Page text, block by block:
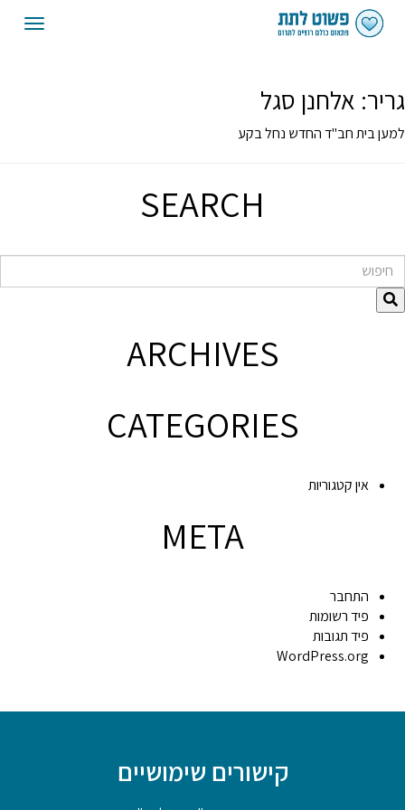
גריר: אלחנן סגל
למען בית חב"ד החדש נחל בקע
SEARCH
חיפוש
ARCHIVES
CATEGORIES
אין קטגוריות
META
התחבר
פיד רשומות
פיד תגובות
WordPress.org
קישורים שימושיים